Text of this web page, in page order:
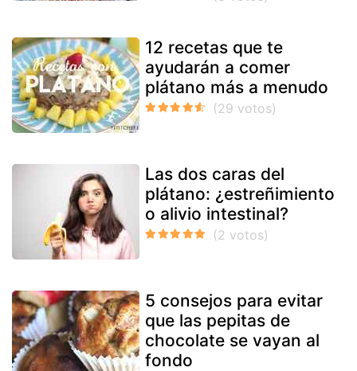
12 recetas que te
ayudarán a comer
plátano más a menudo
Las dos caras del
plátano: ¿estreñimiento
o alivio intestinal?
5 consejos para evitar
que las pepitas de
chocolate se vayan al
fondo